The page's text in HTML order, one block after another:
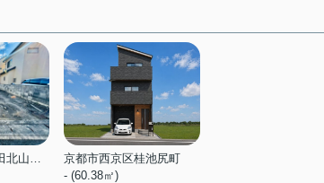
京都市西京区山田北山田町
京都市西京区桂池尻町
- (60.38㎡)